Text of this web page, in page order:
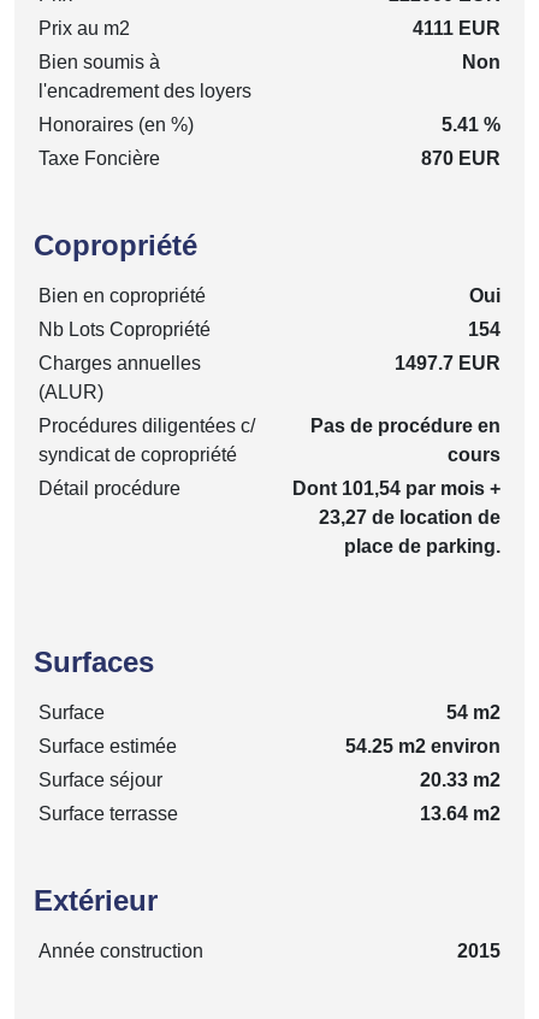
Prix au m2
4111 EUR
Bien soumis à
l'encadrement des loyers
Non
Honoraires (en %)
5.41 %
Taxe Foncière
870 EUR
Copropriété
Bien en copropriété
Oui
Nb Lots Copropriété
154
Charges annuelles
(ALUR)
1497.7 EUR
Procédures diligentées c/
syndicat de copropriété
Pas de procédure en
cours
Détail procédure
Dont 101,54 par mois +
23,27 de location de
place de parking.
Surfaces
Surface
54 m2
Surface estimée
54.25 m2 environ
Surface séjour
20.33 m2
Surface terrasse
13.64 m2
Extérieur
Année construction 2015